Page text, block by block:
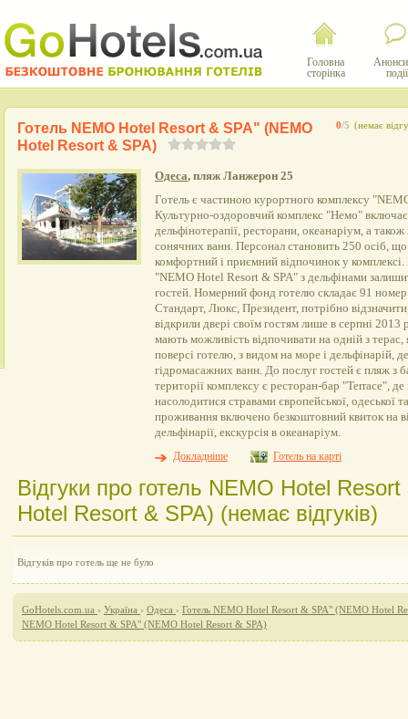
Головна
сторінка
події
0/5 (немає
Готель NEMO Hotel Resort & SPA" (NEMO
Hotel Resort & SPA)
Одеса, пляж Ланжерон 25
Готель є частиною курортного комплексу
Культурно-оздоровчий комплекс "Немо" включає
дельфінотерапії, ресторани, океанаріум, а
сонячних ванн. Персонал становить 250 осіб, що
комфортний і приємний відпочинок у
"NEMO Hotel Resort & SPA" з дельфінами
гостей. Номерний фонд готелю складає 91 номер
Стандарт, Люкс, Президент, потрібно
відкрили двері своїм гостям лише в серпні
мають можливість відпочивати на одній з терас,
поверсі готелю, з видом на море і дельфінарій,
гідромасажних ванн. До послуг гостей є пляж з
території комплексу є ресторан-бар "Terrace",
насолодитися стравами європейської, одеської
проживання включено безкоштовний квиток на
дельфінарії, екскурсія в океанаріум.
Докладніше
Готель на карті
Відгуки про готель NEMO Hotel
Hotel Resort & SPA) (немає відгуків)
Відгуків про готель ще не було
GoHotels.com.ua › Україна › Одеса › Готель NEMO Hotel Resort & SPA" (NEMO Hotel
NEMO Hotel Resort & SPA" (NEMO Hotel Resort & SPA)